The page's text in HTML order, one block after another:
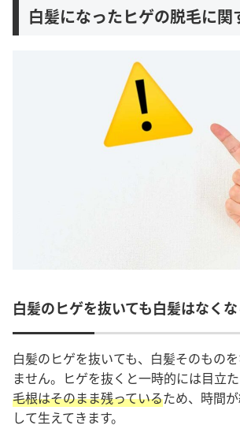
白髪になったヒゲの脱毛に関
白髪のヒゲを抜いても白髪はなく
白髪のヒゲを抜いても、白髪そのもの
ません。ヒゲを抜くと一時的には目立た
毛根はそのまま残っているため、時間
して生えてきます。